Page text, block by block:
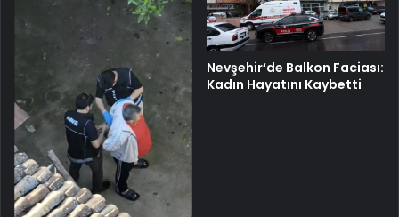
Nevşehir’de Balkon Faciası:
Kadın Hayatını Kaybetti